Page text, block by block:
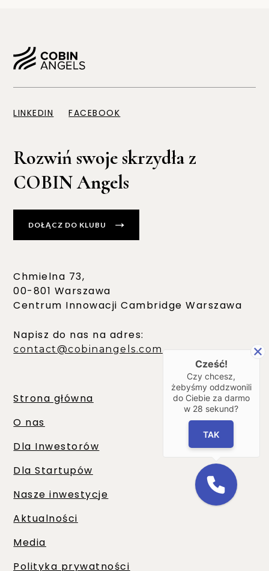
LINKEDIN FACEBOOK
Rozwiń swoje skrzydła z
COBIN Angels
DOŁĄCZ DO KLUBU
Napisz do nas na adres:
contact@cobinangels.com
Chmielna 73,
00-801 Warszawa
Centrum Innowacji Cambridge Warszawa
Strona główna
O nas
Dla Inwestorów
Dla Startupów
Nasze inwestycje
Aktualności
Media
Polityka prywatności
Cześć!
Czy chcesz,
żebyśmy oddzwonili
do Ciebie za darmo
w 28 sekund?
TAK